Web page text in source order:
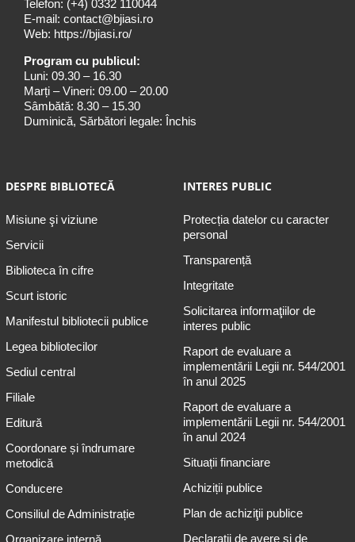
Telefon: (+4) 0332 110044
E-mail: contact@bjiasi.ro
Web: https://bjiasi.ro/
Program cu publicul:
Luni: 09.30 – 16.30
Marți – Vineri: 09.00 – 20.00
Sâmbătă: 8.30 – 15.30
Duminică, Sărbători legale: Închis
DESPRE BIBLIOTECĂ
Misiune şi viziune
Servicii
Biblioteca în cifre
Scurt istoric
Manifestul bibliotecii publice
Legea bibliotecilor
Sediul central
Filiale
Editură
Coordonare și îndrumare
metodică
Conducere
Consiliul de Administrație
Organizare internă
INTERES PUBLIC
Protecția datelor cu caracter
personal
Transparență
Integritate
Solicitarea informaţiilor de
interes public
Raport de evaluare a
implementării Legii nr. 544/2001
în anul 2025
Raport de evaluare a
implementării Legii nr. 544/2001
în anul 2024
Situații financiare
Achiziții publice
Plan de achiziţii publice
Declarații de avere și de